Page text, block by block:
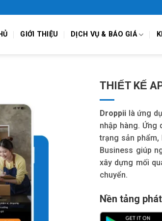
GIỚI THIỆU DỊCH VỤ & BÁO GIÁ
THIẾT KẾ
Droppii là ứng
nhập hàng. Ứng
trạng sản
Business giúp
xây dựng mối
chuyển.
Nền tảng